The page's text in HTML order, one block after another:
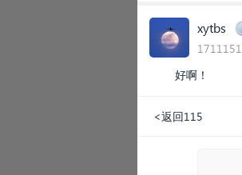
xytbs
1711151
好啊！
<返回115